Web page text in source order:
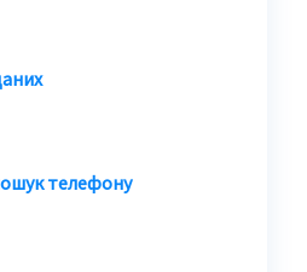
телефону